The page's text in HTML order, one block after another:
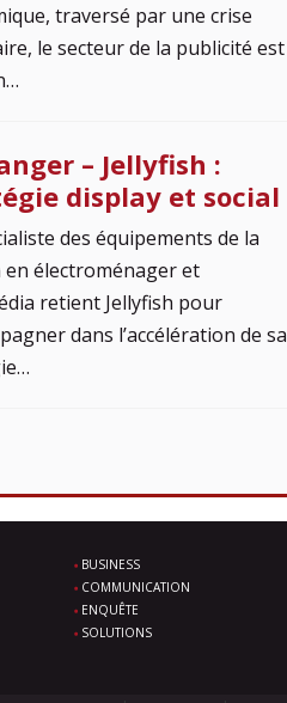
traversé par une crise
le secteur de la publicité est
– Jellyfish :
display et social
des équipements de la
en électroménager et
retient Jellyfish pour
dans l’accélération de sa
BUSINESS
COMMUNICATION
ENQUÊTE
SOLUTIONS